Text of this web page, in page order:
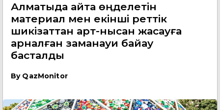
Алматыда қайта өңделетін
материал мен екінші реттік
шикізаттан арт-нысан жасауға
арналған заманауи байқау
басталды
By QazMonitor